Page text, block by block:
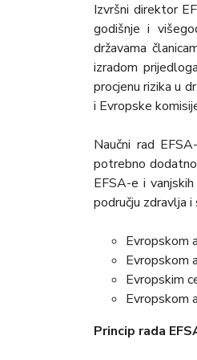
Izvršni direktor
godišnje i
državama
izradom
procjenu rizika u
i Evropske
Naučni rad
potrebno
EFSA-e i
području zdravlja
Evropskom
Evropskom
Evropskim
Evropskom
Princip rada